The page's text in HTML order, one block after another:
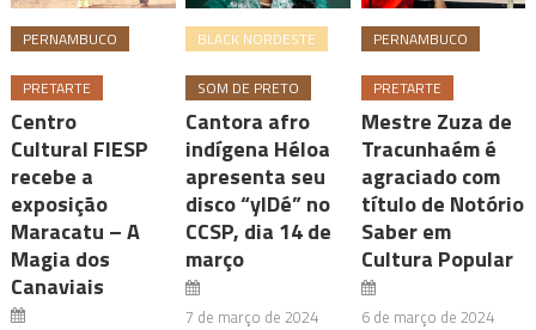
PERNAMBUCO
PRETARTE
Centro
Cultural FIESP
recebe a
exposição
Maracatu – A
Magia dos
Canaviais
BLACK NORDESTE
SOM DE PRETO
Cantora afro
indígena Héloa
apresenta seu
disco “ylDé” no
CCSP, dia 14 de
março
7 de março de 2024
PERNAMBUCO
PRETARTE
Mestre Zuza de
Tracunhaém é
agraciado com
título de Notório
Saber em
Cultura Popular
6 de março de 2024